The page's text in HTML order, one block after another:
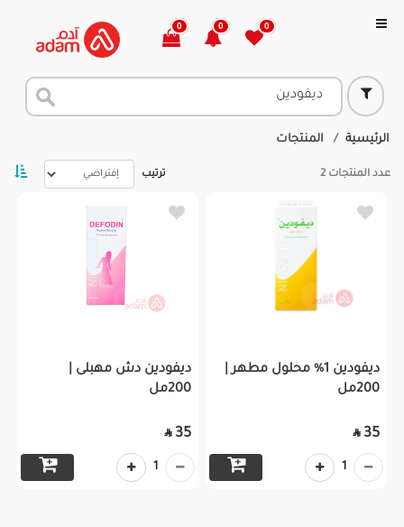
0
0
0
الرئيسية المنتجات
عدد المنتجات 2 ترتيب
ديفودين 1% محلول مطهر |
200مل
35

1
ديفودين دش مهبلى |
200مل
35

1